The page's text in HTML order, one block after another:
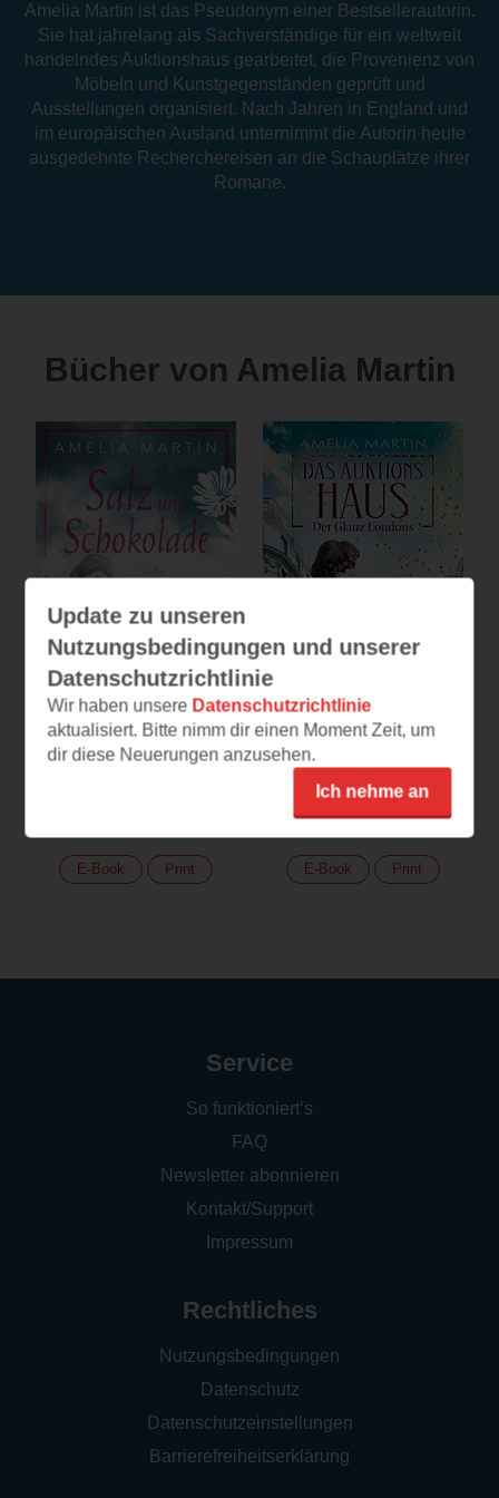
Amelia Martin ist das Pseudonym einer Bestsellerautorin.
Sie hat jahrelang als Sachverständige für ein weltweit
handelndes Auktionshaus gearbeitet, die Provenienz von
Möbeln und Kunstgegenständen geprüft und
Ausstellungen organisiert. Nach Jahren in England und
im europäischen Ausland unternimmt die Autorin heute
ausgedehnte Recherchereisen an die Schauplätze ihrer
Romane.
Bücher von Amelia Martin
Salz und Schokolade
E-Book Print
Das Auktionshaus
Der Glanz Londons
E-Book Print
Update zu unseren
Nutzungsbedingungen und unserer
Datenschutzrichtlinie
Wir haben unsere Datenschutzrichtlinie
aktualisiert. Bitte nimm dir einen Moment Zeit, um
dir diese Neuerungen anzusehen.
Ich nehme an
Service
So funktioniert‘s
FAQ
Newsletter abonnieren
Kontakt/Support
Impressum
Rechtliches
Nutzungsbedingungen
Datenschutz
Datenschutzeinstellungen
Barrierefreiheitserklärung